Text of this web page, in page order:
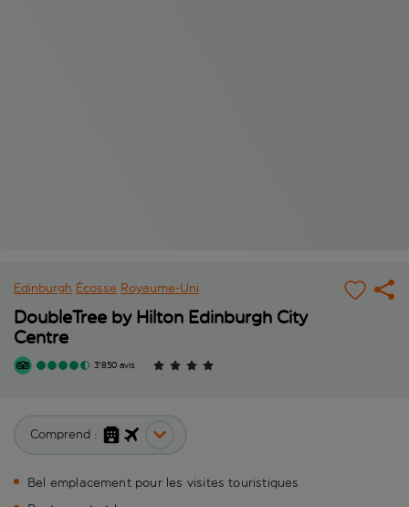
Edinburgh Écosse Royaume-Uni
DoubleTree by Hilton Edinburgh City
Centre
3'850 avis
Comprend :
Bel emplacement pour les visites touristiques